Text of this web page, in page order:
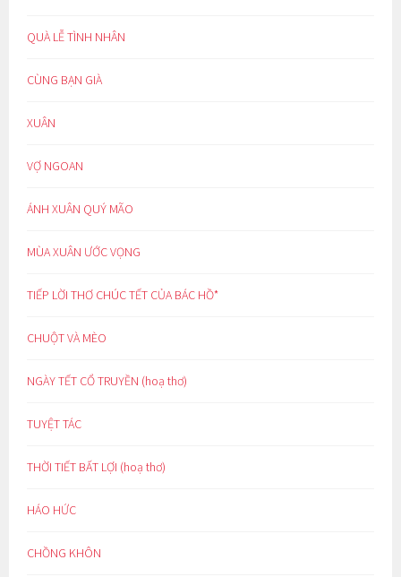
QUÀ LỄ TÌNH NHÂN
CÙNG BẠN GIÀ
XUÂN
VỢ NGOAN
ÁNH XUÂN QUÝ MÃO
MÙA XUÂN ƯỚC VỌNG
TIẾP LỜI THƠ CHÚC TẾT CỦA BÁC HỒ*
CHUỘT VÀ MÈO
NGÀY TẾT CỔ TRUYỀN (hoạ thơ)
TUYỆT TÁC
THỜI TIẾT BẤT LỢI (hoạ thơ)
HÁO HỨC
CHỒNG KHÔN